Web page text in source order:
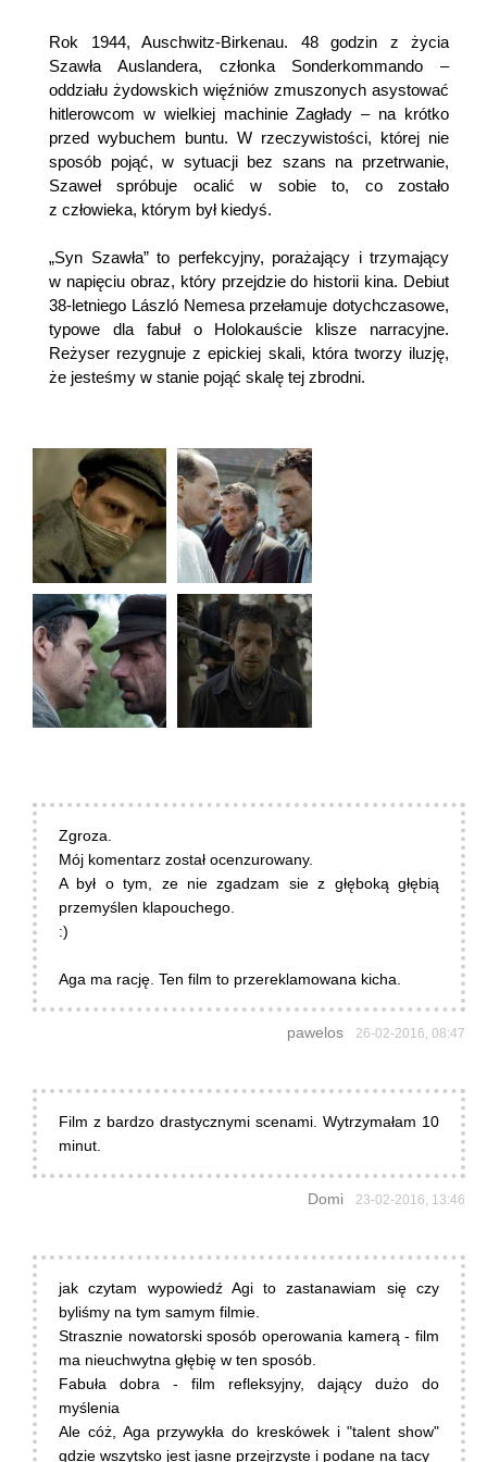
Rok 1944, Auschwitz-Birkenau. 48 godzin z życia
Szawła Auslandera, członka Sonderkommando –
oddziału żydowskich więźniów zmuszonych asystować
hitlerowcom w wielkiej machinie Zagłady – na krótko
przed wybuchem buntu. W rzeczywistości, której nie
sposób pojąć, w sytuacji bez szans na przetrwanie,
Szaweł spróbuje ocalić w sobie to, co zostało
z człowieka, którym był kiedyś.
„Syn Szawła” to perfekcyjny, porażający i trzymający
w napięciu obraz, który przejdzie do historii kina. Debiut
38-letniego László Nemesa przełamuje dotychczasowe,
typowe dla fabuł o Holokauście klisze narracyjne.
Reżyser rezygnuje z epickiej skali, która tworzy iluzję,
że jesteśmy w stanie pojąć skalę tej zbrodni.
Zgroza.
Mój komentarz został ocenzurowany.
A był o tym, ze nie zgadzam sie z głęboką głębią
przemyślen klapouchego.
:)
Aga ma rację. Ten film to przereklamowana kicha.
pawelos 26-02-2016, 08:47
Film z bardzo drastycznymi scenami. Wytrzymałam 10
minut.
Domi 23-02-2016, 13:46
jak czytam wypowiedź Agi to zastanawiam się czy
byliśmy na tym samym filmie.
Strasznie nowatorski sposób operowania kamerą - film
ma nieuchwytna głębię w ten sposób.
Fabuła dobra - film refleksyjny, dający dużo do
myślenia
Ale cóż, Aga przywykła do kreskówek i "talent show"
gdzie wszytsko jest jasne przejrzyste i podane na tacy